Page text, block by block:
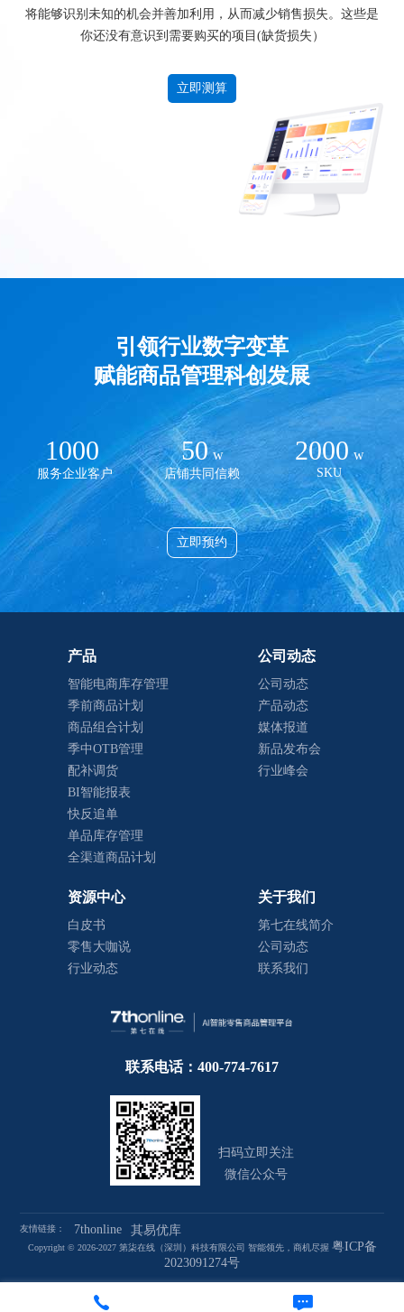
将能够识别未知的机会并善加利用，从而减少销售损失。这些是
你还没有意识到需要购买的项目(缺货损失）
立即测算
引领行业数字变革
赋能商品管理科创发展
1000
服务企业客户
50 w
店铺共同信赖
2000 w
SKU
立即预约
产品
智能电商库存管理
季前商品计划
商品组合计划
季中OTB管理
配补调货
BI智能报表
快反追单
单品库存管理
全渠道商品计划
公司动态
公司动态
产品动态
媒体报道
新品发布会
行业峰会
资源中心
白皮书
零售大咖说
行业动态
关于我们
第七在线简介
公司动态
联系我们
联系电话：400-774-7617
扫码立即关注
微信公众号
友情链接： 7thonline 其易优库
Copyright © 2026-2027 第柒在线（深圳）科技有限公司 智能领先，商机尽握 粤ICP备
2023091274号